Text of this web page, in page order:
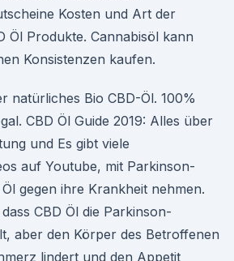
Kosten und Art der
Öl Produkte. Cannabisöl kann
Konsistenzen kaufen.
natürliches Bio CBD-Öl. 100%
CBD Öl Guide 2019: Alles über
und Es gibt viele
auf Youtube, mit Parkinson-
gegen ihre Krankheit nehmen.
CBD Öl die Parkinson-
aber den Körper des Betroffenen
lindert und den Appetit